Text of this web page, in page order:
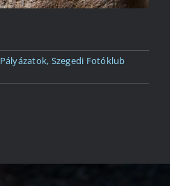
Pályázatok, Szegedi Fotóklub